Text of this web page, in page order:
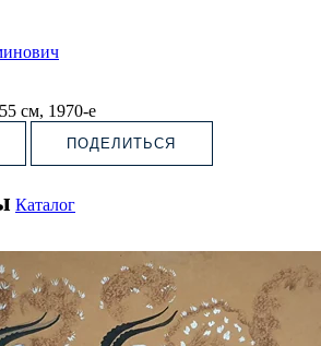
см, 1970-е
ПОДЕЛИТЬСЯ
Каталог